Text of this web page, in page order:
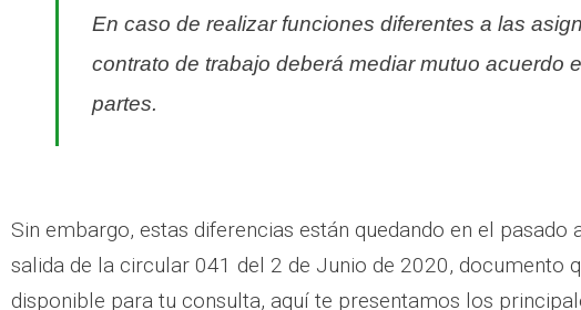
En caso de realizar funciones diferentes a las
contrato de trabajo deberá mediar mutuo acuerdo
partes.
Sin embargo, estas diferencias están quedando en el pasado
salida de la circular 041 del 2 de Junio de 2020, documento
disponible para tu consulta, aquí te presentamos los